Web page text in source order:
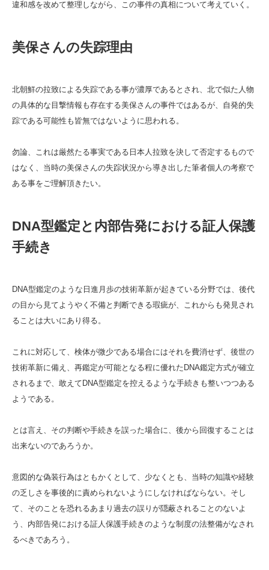
違和感を改めて整理しながら、この事件の真相について考えていく。
美保さんの失踪理由
北朝鮮の拉致による失踪である事が濃厚であるとされ、北で似た人物
の具体的な目撃情報も存在する美保さんの事件ではあるが、自発的失
踪である可能性も皆無ではないように思われる。
勿論、これは厳然たる事実である日本人拉致を決して否定するもので
はなく、当時の美保さんの失踪状況から導き出した筆者個人の考察で
ある事をご理解頂きたい。
DNA型鑑定と内部告発における証人保護
手続き
DNA型鑑定のような日進月歩の技術革新が起きている分野では、後代
の目から見てようやく不備と判断できる瑕疵が、これからも発見され
ることは大いにあり得る。
これに対応して、検体が微少である場合にはそれを費消せず、後世の
技術革新に備え、再鑑定が可能となる程に優れたDNA鑑定方式が確立
されるまで、敢えてDNA型鑑定を控えるような手続きも整いつつある
ようである。
とは言え、その判断や手続きを誤った場合に、後から回復することは
出来ないのであろうか。
意図的な偽装行為はともかくとして、少なくとも、当時の知識や経験
の乏しさを事後的に責められないようにしなければならない。そし
て、そのことを恐れるあまり過去の誤りが隠蔽されることのないよ
う、内部告発における証人保護手続きのような制度の法整備がなされ
るべきであろう。